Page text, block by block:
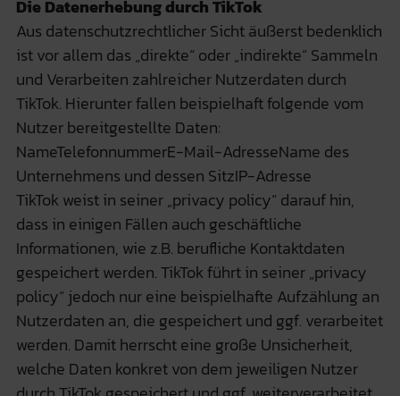
Die Datenerhebung durch TikTok
Aus datenschutzrechtlicher Sicht äußerst bedenklich
ist vor allem das „direkte“ oder „indirekte“ Sammeln
und Verarbeiten zahlreicher Nutzerdaten durch
TikTok. Hierunter fallen beispielhaft folgende vom
Nutzer bereitgestellte Daten:
NameTelefonnummerE-Mail-AdresseName des
Unternehmens und dessen SitzIP-Adresse
TikTok weist in seiner „privacy policy“ darauf hin,
dass in einigen Fällen auch geschäftliche
Informationen, wie z.B. berufliche Kontaktdaten
gespeichert werden. TikTok führt in seiner „privacy
policy“ jedoch nur eine beispielhafte Aufzählung an
Nutzerdaten an, die gespeichert und ggf. verarbeitet
werden. Damit herrscht eine große Unsicherheit,
welche Daten konkret von dem jeweiligen Nutzer